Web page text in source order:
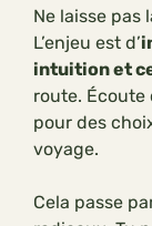
Ne laisse pas
L’enjeu est d’
intuition et
route.
pour des
voyage.
Cela passe